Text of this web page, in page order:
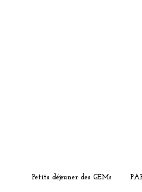
Petits déjeuner des GEMs